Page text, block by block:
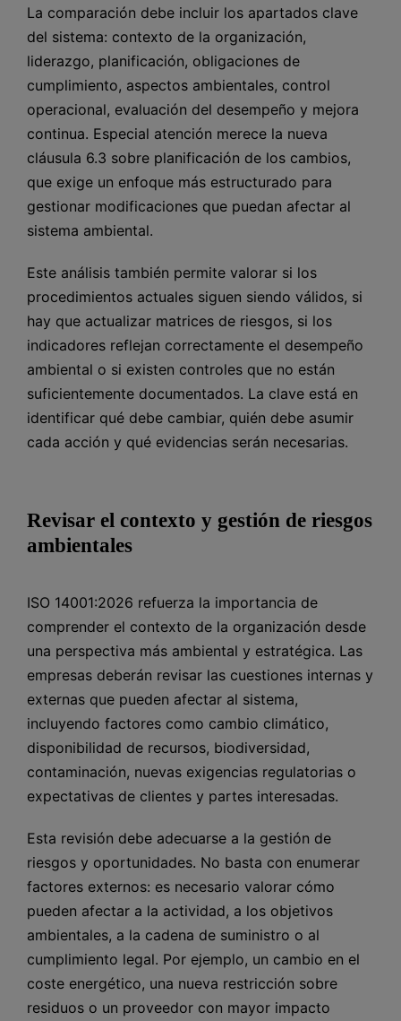
La comparación debe incluir los apartados clave
del sistema: contexto de la organización,
liderazgo, planificación, obligaciones de
cumplimiento, aspectos ambientales, control
operacional, evaluación del desempeño y mejora
continua. Especial atención merece la nueva
cláusula 6.3 sobre planificación de los cambios,
que exige un enfoque más estructurado para
gestionar modificaciones que puedan afectar al
sistema ambiental.
Este análisis también permite valorar si los
procedimientos actuales siguen siendo válidos, si
hay que actualizar matrices de riesgos, si los
indicadores reflejan correctamente el desempeño
ambiental o si existen controles que no están
suficientemente documentados. La clave está en
identificar qué debe cambiar, quién debe asumir
cada acción y qué evidencias serán necesarias.
Revisar el contexto y gestión de riesgos
ambientales
ISO 14001:2026 refuerza la importancia de
comprender el contexto de la organización desde
una perspectiva más ambiental y estratégica. Las
empresas deberán revisar las cuestiones internas y
externas que pueden afectar al sistema,
incluyendo factores como cambio climático,
disponibilidad de recursos, biodiversidad,
contaminación, nuevas exigencias regulatorias o
expectativas de clientes y partes interesadas.
Esta revisión debe adecuarse a la gestión de
riesgos y oportunidades. No basta con enumerar
factores externos: es necesario valorar cómo
pueden afectar a la actividad, a los objetivos
ambientales, a la cadena de suministro o al
cumplimiento legal. Por ejemplo, un cambio en el
coste energético, una nueva restricción sobre
residuos o un proveedor con mayor impacto